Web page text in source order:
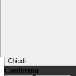
Chiudi
Conferma